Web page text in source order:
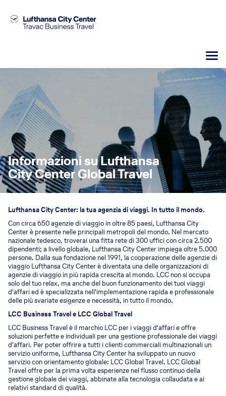
Informazioni su Lufthansa
City Center Global Travel
Lufthansa City Center: la tua agenzia di viaggi. In tutto il mondo.
Con circa 650 agenzie di viaggio in oltre 85 paesi, Lufthansa City
Center è presente nelle principali metropoli del mondo. Nel mercato
nazionale tedesco, troverai una fitta rete di 300 uffici con circa 2.500
dipendenti; a livello globale, Lufthansa City Center impiega oltre 5.000
persone. Dalla sua fondazione nel 1991, la cooperazione delle agenzie di
viaggio Lufthansa City Center è diventata una delle organizzazioni di
agenzie di viaggio in più rapida crescita al mondo. LCC non si occupa
solo del tuo relax, ma anche del buon funzionamento dei tuoi viaggi
d'affari ed è specializzata nell'implementazione rapida e professionale
delle più svariate esigenze e necessità, in tutto il mondo.
LCC Business Travel e LCC Global Travel
LCC Business Travel è il marchio LCC per i viaggi d'affari e offre
soluzioni perfette e individuali per una gestione professionale dei viaggi
d'affari. Per poter offrire a tutti i clienti commerciali multinazionali un
servizio uniforme, Lufthansa City Center ha sviluppato un nuovo
servizio con orientamento globale: LCC Global Travel. LCC Global
Travel offre per la prima volta esperienze nel flusso continuo della
gestione globale dei viaggi, abbinate alla tecnologia collaudata e ai
relativi standard di qualità.